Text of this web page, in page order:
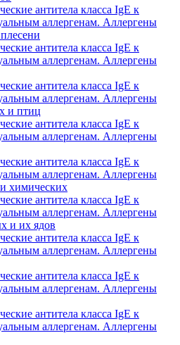
антитела класса IgE к
аллергенам. Аллергены
антитела класса IgE к
аллергенам. Аллергены
антитела класса IgE к
аллергенам. Аллергены
и птиц
антитела класса IgE к
аллергенам. Аллергены
антитела класса IgE к
аллергенам. Аллергены
химических
антитела класса IgE к
аллергенам. Аллергены
и их ядов
антитела класса IgE к
аллергенам. Аллергены
антитела класса IgE к
аллергенам. Аллергены
антитела класса IgE к
аллергенам. Аллергены